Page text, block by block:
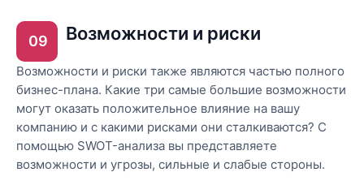
09 Возможности и риски
Возможности и риски также являются частью полного
бизнес-плана. Какие три самые большие возможности
могут оказать положительное влияние на вашу
компанию и с какими рисками они сталкиваются? С
помощью SWOT-анализа вы представляете
возможности и угрозы, сильные и слабые стороны.